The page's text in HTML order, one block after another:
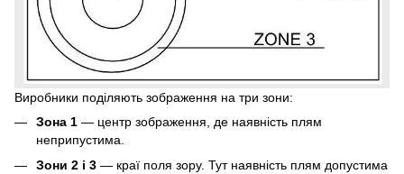
Виробники поділяють зображення на три зони:
Зона 1 — центр зображення, де наявність плям
неприпустима.
Зони 2 і 3 — краї поля зору. Тут наявність плям допустима